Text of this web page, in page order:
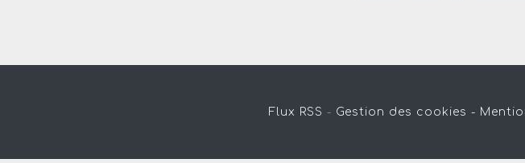
Flux RSS - Gestion des cookies -